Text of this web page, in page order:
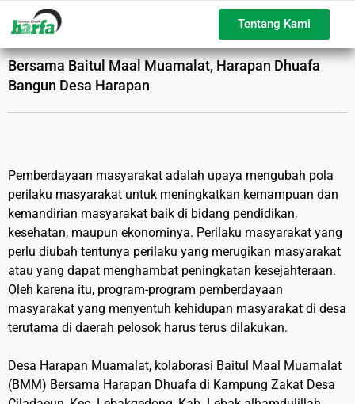
Tentang Kami
Bersama Baitul Maal Muamalat, Harapan Dhuafa
Bangun Desa Harapan
Pemberdayaan masyarakat adalah upaya mengubah pola
perilaku masyarakat untuk meningkatkan kemampuan dan
kemandirian masyarakat baik di bidang pendidikan,
kesehatan, maupun ekonominya. Perilaku masyarakat yang
perlu diubah tentunya perilaku yang merugikan masyarakat
atau yang dapat menghambat peningkatan kesejahteraan.
Oleh karena itu, program-program pemberdayaan
masyarakat yang menyentuh kehidupan masyarakat di desa
terutama di daerah pelosok harus terus dilakukan.
Desa Harapan Muamalat, kolaborasi Baitul Maal Muamalat
(BMM) Bersama Harapan Dhuafa di Kampung Zakat Desa